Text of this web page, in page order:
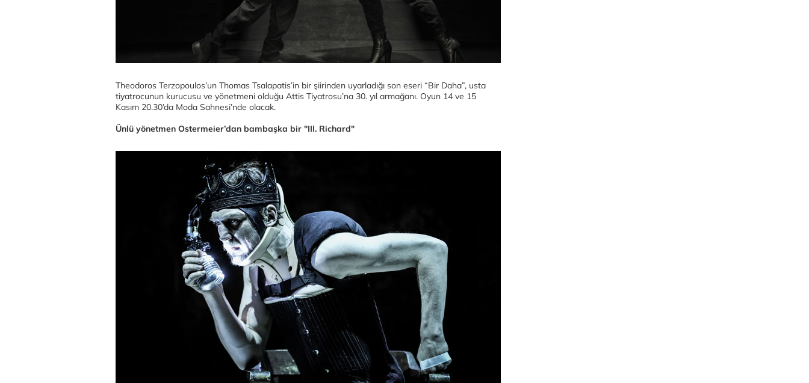
Theodoros Terzopoulos’un Thomas Tsalapatis’in bir şiirinden uyarladığı son eseri “Bir Daha”, usta
tiyatrocunun kurucusu ve yönetmeni olduğu Attis Tiyatrosu’na 30. yıl armağanı. Oyun 14 ve 15
Kasım 20.30’da Moda Sahnesi’nde olacak.
Ünlü yönetmen Ostermeier’dan bambaşka bir "III. Richard"